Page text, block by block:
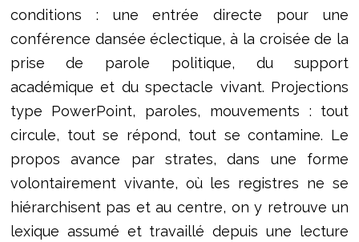
conditions : une entrée directe pour une
conférence dansée éclectique, à la croisée de la
prise de parole politique, du support
académique et du spectacle vivant. Projections
type PowerPoint, paroles, mouvements : tout
circule, tout se répond, tout se contamine. Le
propos avance par strates, dans une forme
volontairement vivante, où les registres ne se
hiérarchisent pas et au centre, on y retrouve un
lexique assumé et travaillé depuis une lecture